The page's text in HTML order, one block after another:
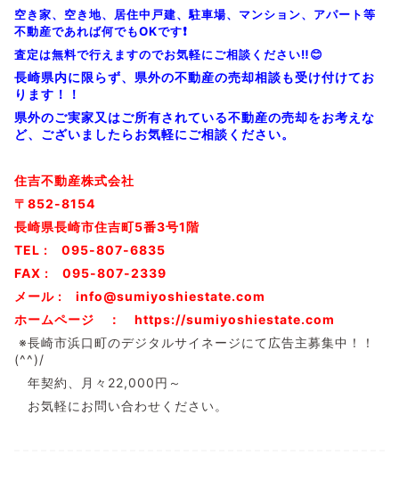
空き家、空き地、居住中戸建、駐車場、マンション、アパート等
不動産であれば何でもOKです❗
査定は無料で行えますのでお気軽にご相談ください‼️😊
長崎県内に限らず、県外の不動産の売却相談も受け付けてお
ります！！
県外のご実家又はご所有されている不動産の売却をお考えな
ど、ございましたらお気軽にご相談ください。
住吉不動産株式会社
〒852-8154
長崎県長崎市住吉町5番3号1階
TEL : 095-807-6835
FAX : 095-807-2339
メール : info@sumiyoshiestate.com
ホームページ ： https://sumiyoshiestate.com
※長崎市浜口町のデジタルサイネージにて広告主募集中！！
(^^)/
年契約、月々22,000円～
お気軽にお問い合わせください。